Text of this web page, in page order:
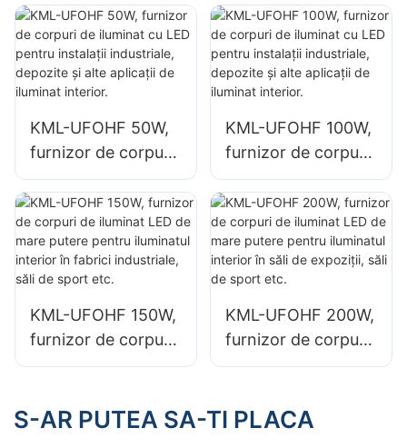
clădiri industriale și
depozite.
pentru spații
interioare, cum ar fi
clădiri industriale și
depozite.
KML-UFOHF 50W,
furnizor de corpuri
de iluminat cu LED
pentru instalații
industriale,
depozite și alte
aplicații de iluminat
KML-UFOHF 100W,
furnizor de corpuri
de iluminat cu LED
pentru instalații
industriale,
depozite și alte
aplicații de iluminat
KML-UFOHF 150W,
furnizor de corpuri
de iluminat LED de
iluminatul interior în
KML-UFOHF 200W,
furnizor de corpuri
de iluminat LED de
iluminatul interior în
S-AR PUTEA SA-TI PLACA